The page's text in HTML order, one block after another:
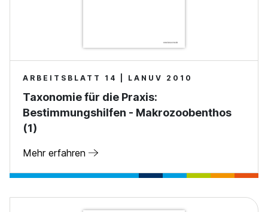
ARBEITSBLATT 14 | LANUV 2010
Taxonomie für die Praxis:
Bestimmungshilfen - Makrozoobenthos
(1)
Mehr erfahren